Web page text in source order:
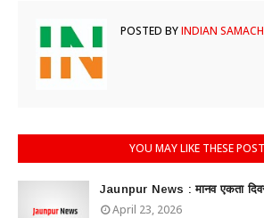
POSTED BYINDIAN
YOU MAY LIKE THESE
Jaunpur News : ​मानव एकता
April 23, 2026